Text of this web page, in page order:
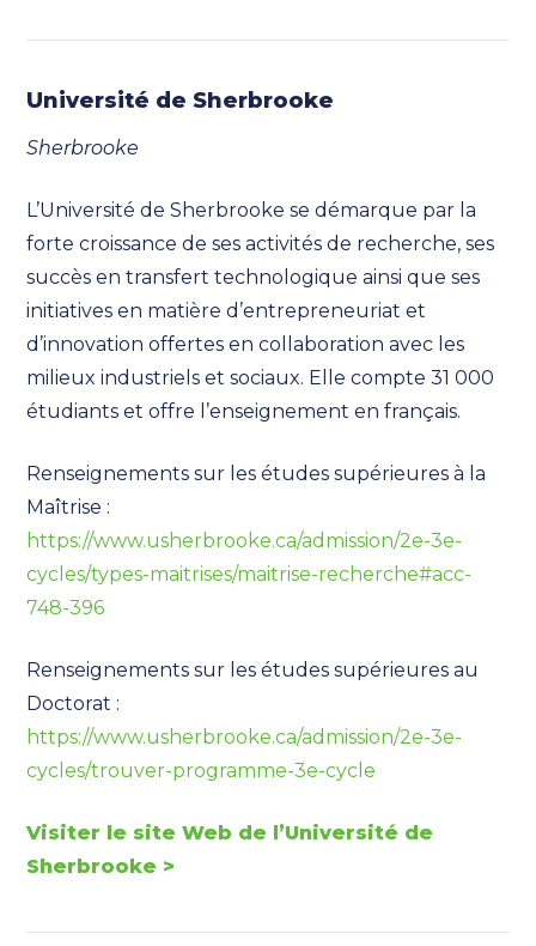
Université de Sherbrooke
Sherbrooke
L’Université de Sherbrooke se démarque par la
forte croissance de ses activités de recherche, ses
succès en transfert technologique ainsi que ses
initiatives en matière d’entrepreneuriat et
d’innovation offertes en collaboration avec les
milieux industriels et sociaux. Elle compte 31 000
étudiants et offre l’enseignement en français.
Renseignements sur les études supérieures à la
Maîtrise :
https://www.usherbrooke.ca/admission/2e-3e-
cycles/types-maitrises/maitrise-recherche#acc-
748-396
Renseignements sur les études supérieures au
Doctorat :
https://www.usherbrooke.ca/admission/2e-3e-
cycles/trouver-programme-3e-cycle
Visiter le site Web de l’Université de
Sherbrooke >